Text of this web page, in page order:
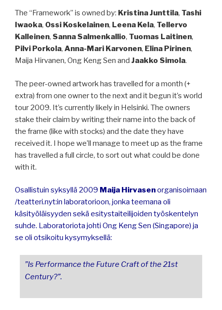
The “Framework” is owned by: Kristina Junttila, Tashi
Iwaoka, Ossi Koskelainen, Leena Kela, Tellervo
Kalleinen, Sanna Salmenkallio, Tuomas Laitinen,
Pilvi Porkola, Anna-Mari Karvonen, Elina Pirinen,
Maija Hirvanen, Ong Keng Sen and Jaakko Simola.
The peer-owned artwork has travelled for a month (+
extra) from one owner to the next and it begun it’s world
tour 2009. It’s currently likely in Helsinki. The owners
stake their claim by writing their name into the back of
the frame (like with stocks) and the date they have
received it. I hope we’ll manage to meet up as the frame
has travelled a full circle, to sort out what could be done
with it.
Osallistuin syksyllä 2009 Maija Hirvasenorganisoimaan
/teatteri.nyt:in laboratorioon, jonka teemana oli
käsityöläisyyden sekä esitystaiteilijoiden työskentelyn
suhde. Laboratoriota johti Ong Keng Sen (Singapore) ja
se oli otsikoitu kysymyksellä:
”Is Performance the Future Craft of the 21st
Century?”.